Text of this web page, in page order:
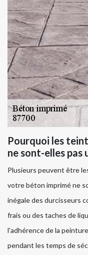
Pourquoi les
ne sont-elles pas
Plusieurs peuvent être
votre béton imprimé ne
inégale des durcisseurs
frais ou des taches de
l’adhérence de la
pendant les temps de